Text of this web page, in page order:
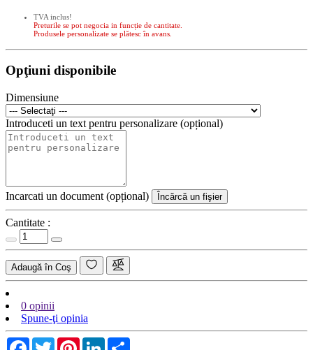
TVA inclus!
Preturile se pot negocia in funcție de cantitate.
Produsele personalizate se plătesc în avans.
Opţiuni disponibile
Dimensiune
Introduceti un text pentru personalizare (opțional)
Incarcati un document (opțional) Încărcă un fişier
Cantitate :
Adaugă în Coş
0 opinii
Spune-ţi opinia
Facebook
TwitterPinterestLinkedIn